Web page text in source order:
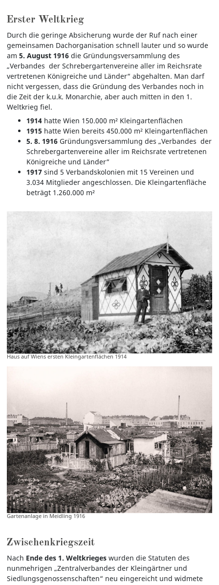
Erster Weltkrieg
Durch die geringe Absicherung wurde der Ruf nach einer
gemeinsamen Dachorganisation schnell lauter und so wurde
am 5. August 1916 die Gründungsversammlung des
„Verbandes der Schrebergartenvereine aller im Reichsrate
vertretenen Königreiche und Länder“ abgehalten. Man darf
nicht vergessen, dass die Gründung des Verbandes noch in
die Zeit der k.u.k. Monarchie, aber auch mitten in den 1.
Weltkrieg fiel.
1914 hatte Wien 150.000 m² Kleingartenflächen
1915 hatte Wien bereits 450.000 m² Kleingartenflächen
5. 8. 1916 Gründungsversammlung des „Verbandes der
Schrebergartenvereine aller im Reichsrate vertretenen
Königreiche und Länder“
1917 sind 5 Verbandskolonien mit 15 Vereinen und
3.034 Mitglieder angeschlossen. Die Kleingartenfläche
beträgt 1.260.000 m²
Haus auf Wiens ersten Kleingartenflächen 1914
Gartenanlage in Meidling 1916
Zwischenkriegszeit
Nach Ende des 1. Weltkrieges wurden die Statuten des
nunmehrigen „Zentralverbandes der Kleingärtner und
Siedlungsgenossenschaften“ neu eingereicht und widmete